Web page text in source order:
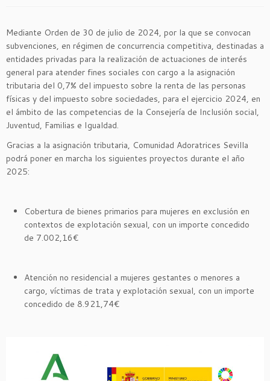
Mediante Orden de 30 de julio de 2024, por la que se convocan
subvenciones, en régimen de concurrencia competitiva, destinadas a
entidades privadas para la realización de actuaciones de interés
general para atender fines sociales con cargo a la asignación
tributaria del 0,7% del impuesto sobre la renta de las personas
físicas y del impuesto sobre sociedades, para el ejercicio 2024, en
el ámbito de las competencias de la Consejería de Inclusión social,
Juventud, Familias e Igualdad.
Gracias a la asignación tributaria, Comunidad Adoratrices Sevilla
podrá poner en marcha los siguientes proyectos durante el año
2025:
Cobertura de bienes primarios para mujeres en exclusión en
contextos de explotación sexual, con un importe concedido
de 7.002,16€
Atención no residencial a mujeres gestantes o menores a
cargo, víctimas de trata y explotación sexual, con un importe
concedido de 8.921,74€